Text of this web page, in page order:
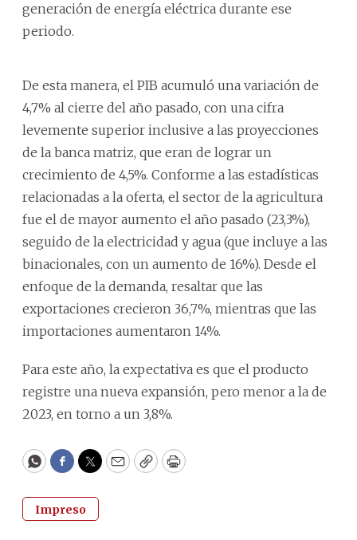
generación de energía eléctrica durante ese
periodo.
De esta manera, el PIB acumuló una variación de
4,7% al cierre del año pasado, con una cifra
levemente superior inclusive a las proyecciones
de la banca matriz, que eran de lograr un
crecimiento de 4,5%. Conforme a las estadísticas
relacionadas a la oferta, el sector de la agricultura
fue el de mayor aumento el año pasado (23,3%),
seguido de la electricidad y agua (que incluye a las
binacionales, con un aumento de 16%). Desde el
enfoque de la demanda, resaltar que las
exportaciones crecieron 36,7%, mientras que las
importaciones aumentaron 14%.
Para este año, la expectativa es que el producto
registre una nueva expansión, pero menor a la de
2023, en torno a un 3,8%.
WhatsApp
Facebook
Twitter
EmailCopyPrint
Impreso